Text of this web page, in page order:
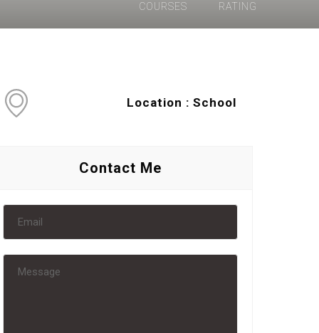
COURSES RATING
Location : School
Contact Me